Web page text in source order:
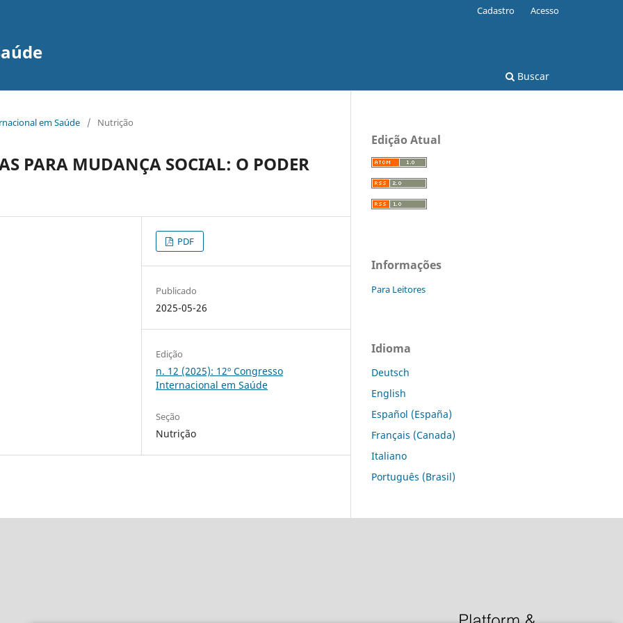
Buscar
Cadastro Acesso
em Saúde / Nutrição
PARA MUDANÇA SOCIAL: O PODER
PDF
Publicado
2025-05-26
Edição
n. 12 (2025): 12º Congresso
Internacional em Saúde
Seção
Nutrição
Edição Atual
Informações
Para Leitores
Idioma
Deutsch
English
Español (España)
Français (Canada)
Italiano
Português (Brasil)